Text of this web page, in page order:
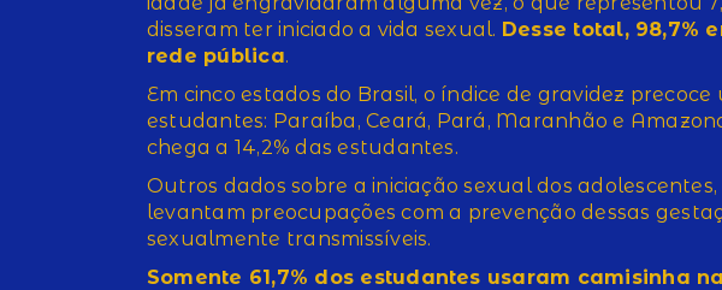
disseram ter iniciado a vida sexual. Desse total, 98,7%
rede pública.
Em cinco estados do Brasil, o índice de gravidez precoce
estudantes: Paraíba, Ceará, Pará, Maranhão e
chega a 14,2% das estudantes.
Outros dados sobre a iniciação sexual dos
levantam preocupações com a prevenção dessas
sexualmente transmissíveis.
Somente 61,7% dos estudantes usaram camisinha